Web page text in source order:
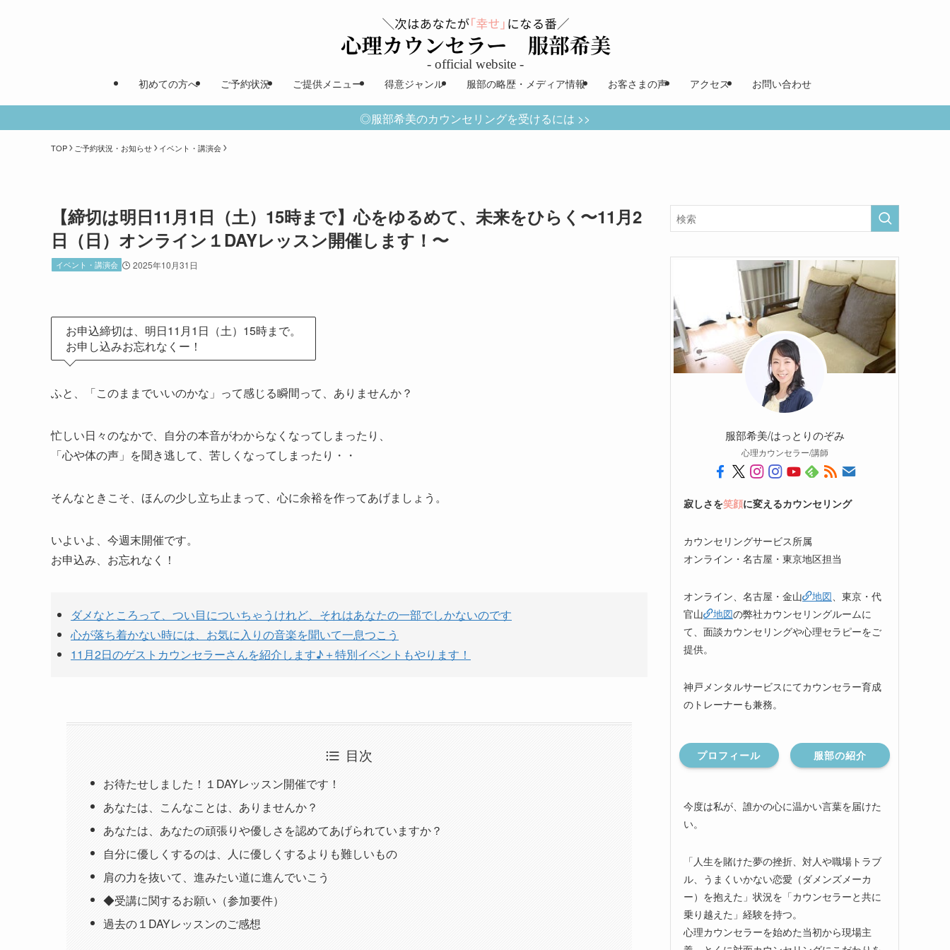
初めての方へ ご予約状況 ご提供メニュー 得意ジャンル 服部の略歴・メディア情報 お客さまの声 アクセス お問い合わせ
◎服部希美のカウンセリングを受けるには >>
TOP ご予約状況・お知らせ イベント・講演会
【締切は明日11月1日（土）15時まで】心をゆるめて、未来をひらく〜11月2
日（日）オンライン１DAYレッスン開催します！〜
イベント・講演会 2025年10月31日
お申込締切は、明日11月1日（土）15時まで。
お申し込みお忘れなくー！
ふと、「このままでいいのかな」って感じる瞬間って、ありませんか？
忙しい日々のなかで、自分の本音がわからなくなってしまったり、
「心や体の声」を聞き逃して、苦しくなってしまったり・・
そんなときこそ、ほんの少し立ち止まって、心に余裕を作ってあげましょう。
いよいよ、今週末開催です。
お申込み、お忘れなく！
ダメなところって、つい目についちゃうけれど、それはあなたの一部でしかないのです
心が落ち着かない時には、お気に入りの音楽を聞いて一息つこう
11月2日のゲストカウンセラーさんを紹介します♪＋特別イベントもやります！
目次
お待たせしました！１DAYレッスン開催です！
あなたは、こんなことは、ありませんか？
あなたは、あなたの頑張りや優しさを認めてあげられていますか？
自分に優しくするのは、人に優しくするよりも難しいもの
肩の力を抜いて、進みたい道に進んでいこう
◆受講に関するお願い（参加要件）
過去の１DAYレッスンのご感想
服部希美/はっとりのぞみ
心理カウンセラー/講師
寂しさを笑顔に変えるカウンセリング
カウンセリングサービス所属
オンライン・名古屋・東京地区担当
オンライン、名古屋・金山 地図、東京・代
官山
地図の弊社カウンセリングルームに
て、面談カウンセリングや心理セラピーをご
提供。
神戸メンタルサービスにてカウンセラー育成
のトレーナーも兼務。
プロフィール 服部の紹介
今度は私が、誰かの心に温かい言葉を届けた
い。
「人生を賭けた夢の挫折、対人や職場トラブ
ル、うまくいかない恋愛（ダメンズメーカ
ー）を抱えた」状況を「カウンセラーと共に
乗り越えた」経験を持つ。
心理カウンセラーを始めた当初から現場主